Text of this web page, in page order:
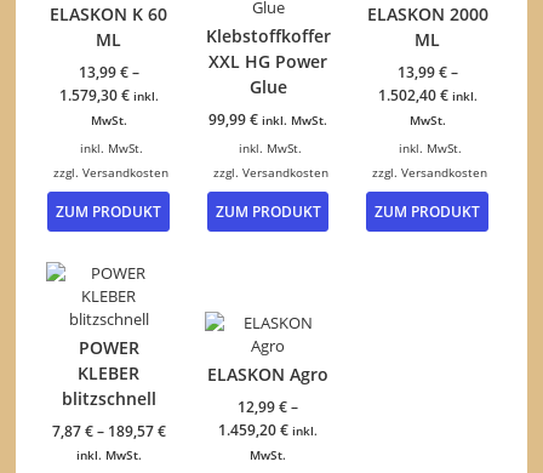
ELASKON K 60
ML
13,99€–
1.579,30€ inkl.
MwSt.
inkl. MwSt.
zzgl.Versandkosten
ZUM PRODUKT
Dieses
Produkt
können
Produktseite
Klebstoffkoffer
XXL HG Power
Glue
99,99€ inkl. MwSt.
inkl. MwSt.
zzgl. Versandkosten
ZUM PRODUKT
ELASKON 2000
ML
13,99€–
1.502,40€ inkl.
MwSt.
inkl. MwSt.
zzgl.Versandkosten
ZUM PRODUKT
Dieses
POWER
KLEBER
blitzschnell
7,87€– 189,57€
inkl. MwSt.
ELASKON Agro
12,99€–
1.459,20€ inkl.
MwSt.